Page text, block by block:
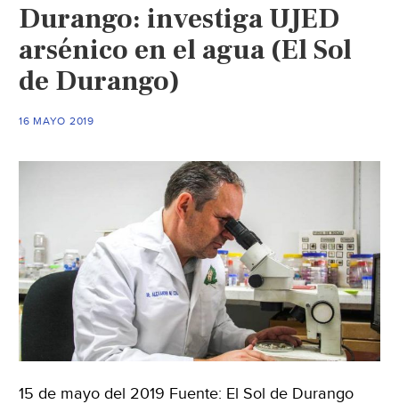
arsénico
en
agua
Durango: investiga UJED
arsénico en el agua (El Sol
de Durango)
16 MAYO 2019
15 de mayo del 2019 Fuente: El Sol de Durango